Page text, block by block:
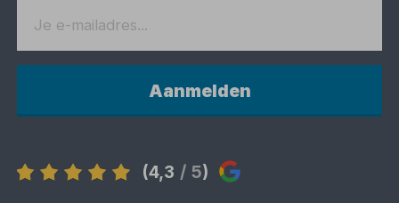
Aanmelden
(4,3 / 5)